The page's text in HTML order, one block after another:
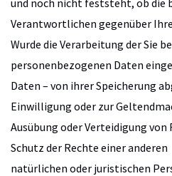
Verantwortlichen gegenüber
Wurde die Verarbeitung der Sie
personenbezogenen Daten
Daten – von ihrer Speicherung
Einwilligung oder zur
Ausübung oder Verteidigung
Schutz der Rechte einer anderen
natürlichen oder juristischen